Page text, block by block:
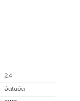
2.4
อัตโนมัติ